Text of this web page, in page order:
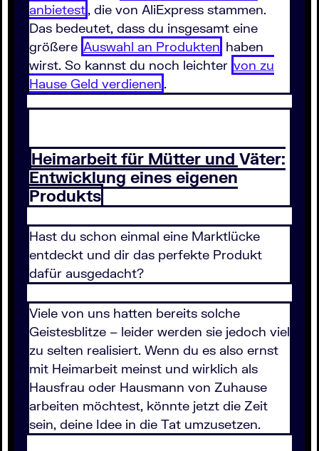
anbietest, die von AliExpress stammen.
Das bedeutet, dass du insgesamt eine
größere Auswahl an Produkten haben
wirst. So kannst du noch leichter von zu
Hause Geld verdienen .
Heimarbeit für Mütter und Väter:
Entwicklung eines eigenen
Produkts
Hast du schon einmal eine Marktlücke
entdeckt und dir das perfekte Produkt
dafür ausgedacht?
Viele von uns hatten bereits solche
Geistesblitze – leider werden sie jedoch viel
zu selten realisiert. Wenn du es also ernst
mit Heimarbeit meinst und wirklich als
Hausfrau oder Hausmann von Zuhause
arbeiten möchtest, könnte jetzt die Zeit
sein, deine Idee in die Tat umzusetzen.